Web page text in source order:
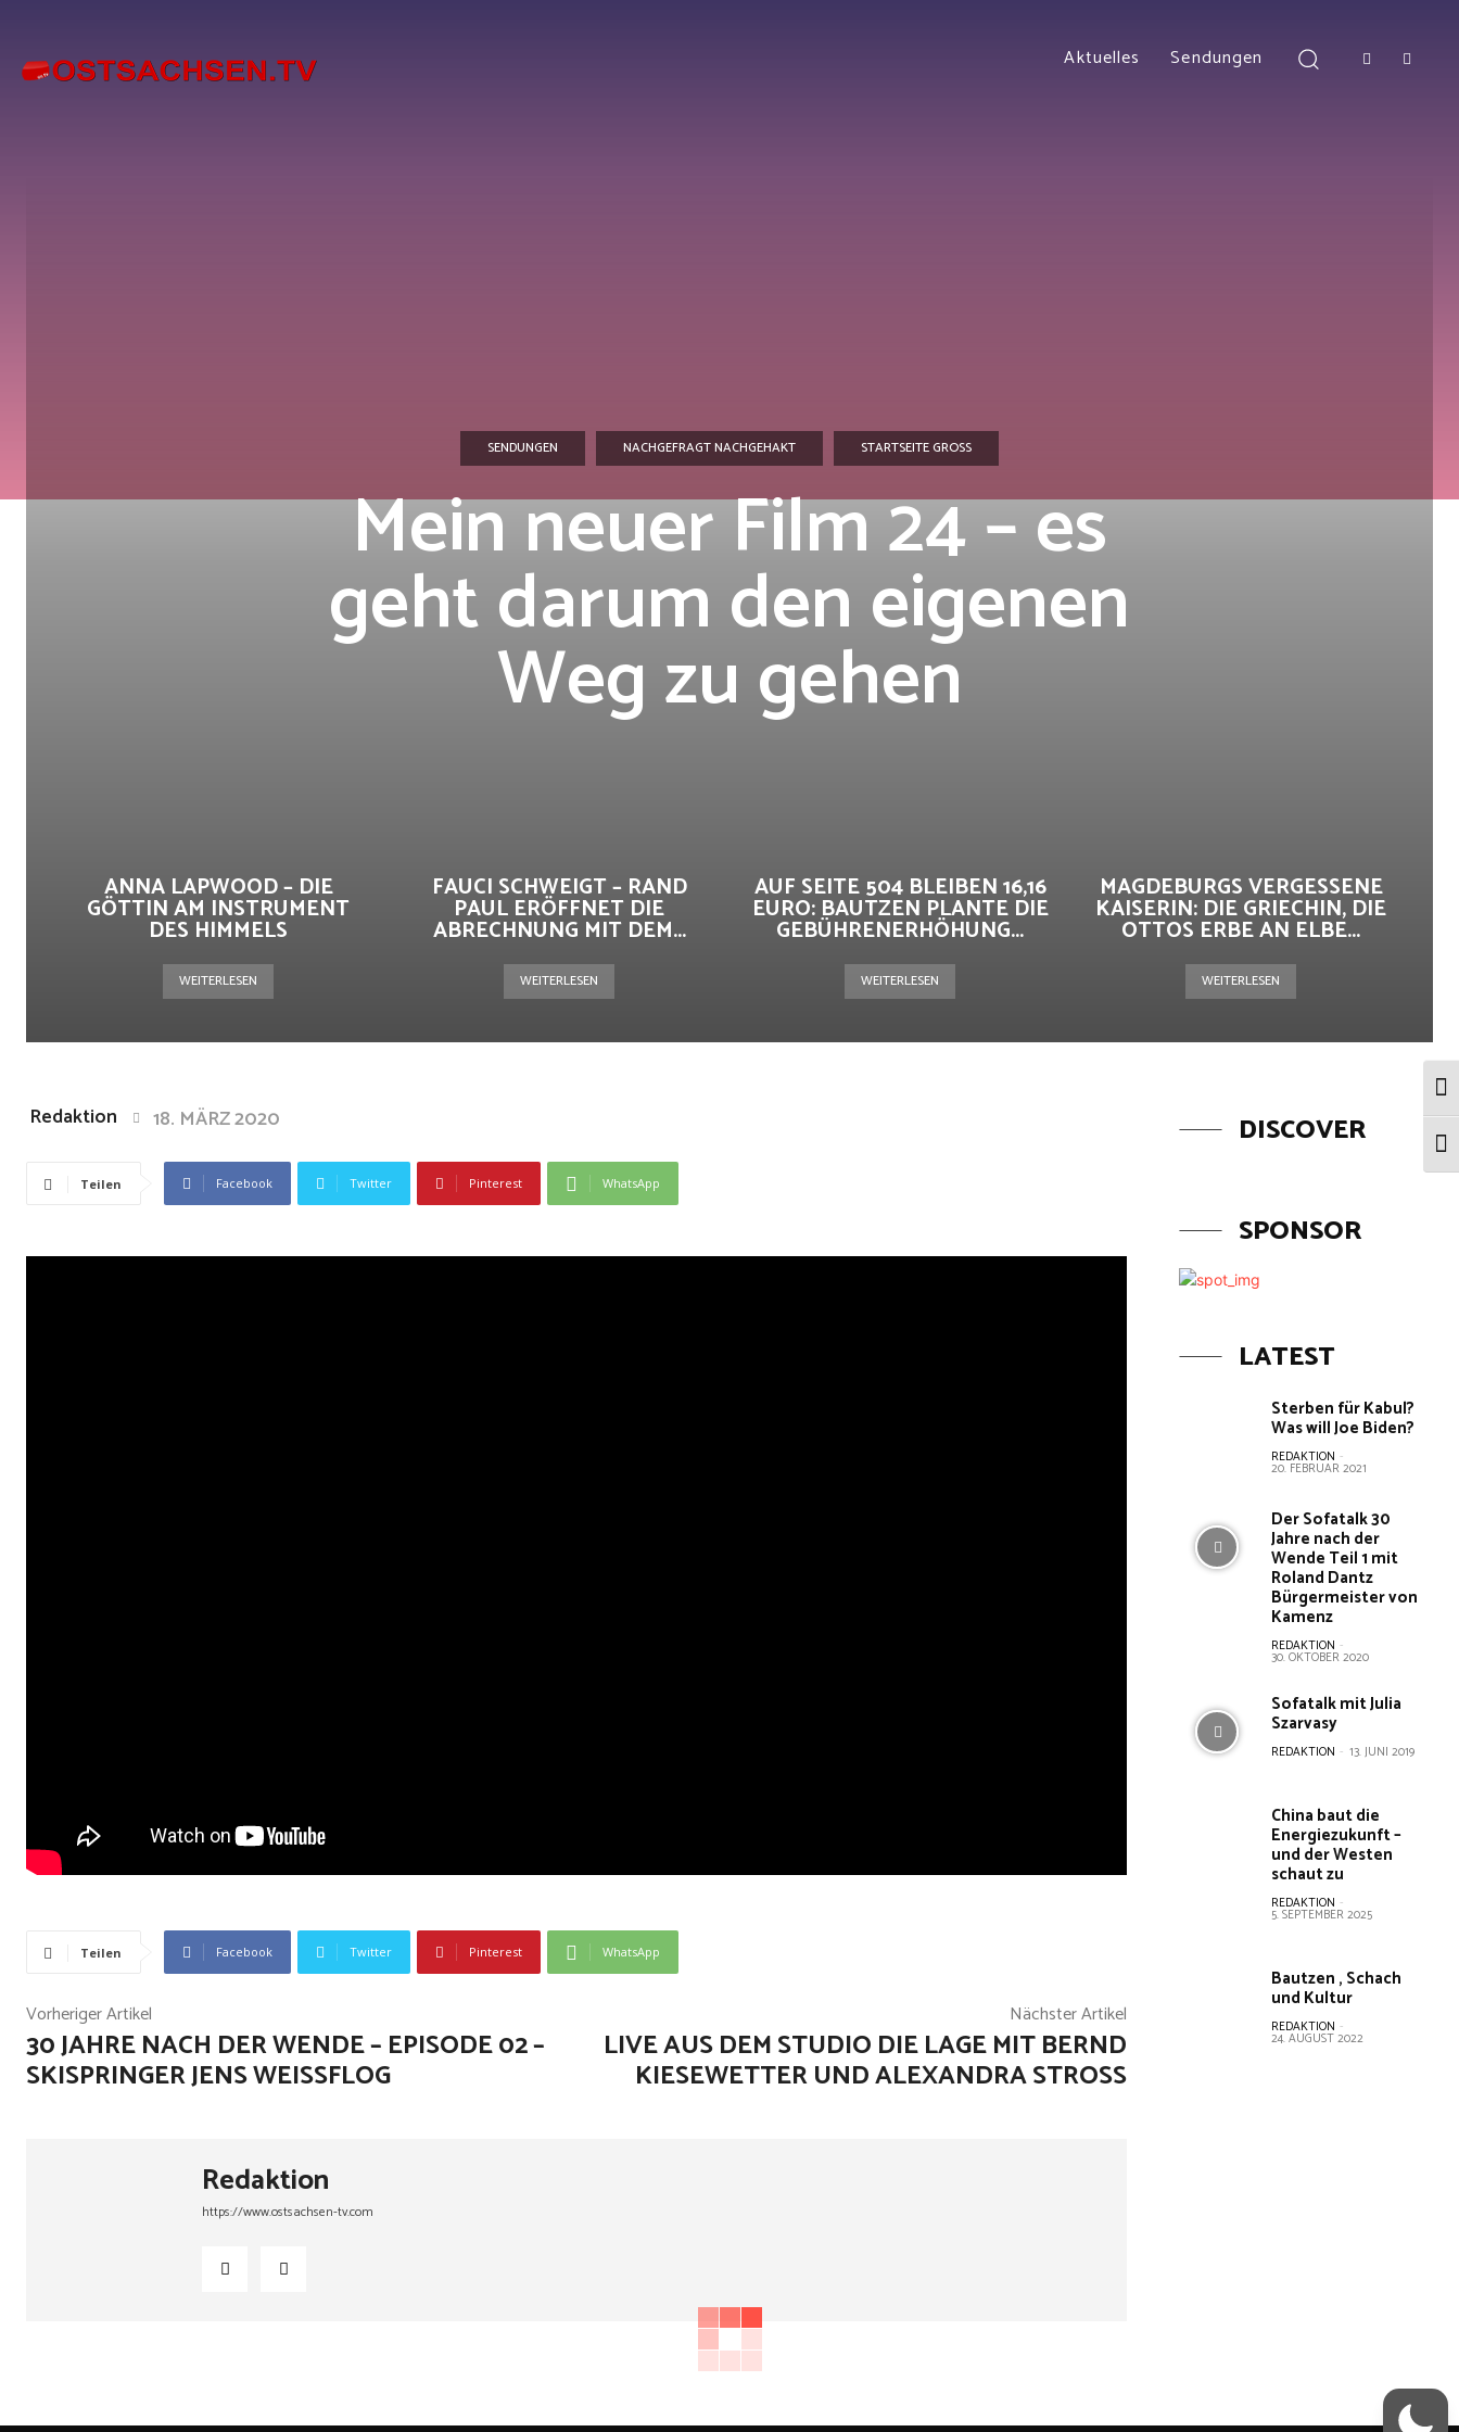
Aktuelles Sendungen
SENDUNGEN NACHGEFRAGT NACHGEHAKT STARTSEITE GROSS
Mein neuer Film 24 – es
geht darum den eigenen
Weg zu gehen
ANNA LAPWOOD – DIE
GÖTTIN AM INSTRUMENT
DES HIMMELS
WEITERLESEN
FAUCI SCHWEIGT – RAND
PAUL ERÖFFNET DIE
ABRECHNUNG MIT DEM...
WEITERLESEN
AUF SEITE 504 BLEIBEN 16,16
EURO: BAUTZEN PLANTE DIE
GEBÜHRENERHÖHUNG...
WEITERLESEN
MAGDEBURGS VERGESSENE
KAISERIN: DIE GRIECHIN, DIE
OTTOS ERBE AN ELBE...
WEITERLESEN
Redaktion 18. MÄRZ 2020
Teilen Facebook Twitter Pinterest WhatsApp
Teilen Facebook Twitter Pinterest WhatsApp
Vorheriger Artikel
30 JAHRE NACH DER WENDE – EPISODE 02 –
SKISPRINGER JENS WEISSFLOG
Nächster Artikel
LIVE AUS DEM STUDIO DIE LAGE MIT BERND
KIESEWETTER UND ALEXANDRA STROSS
Redaktion
https://www.ostsachsen-tv.com
DISCOVER
SPONSOR
LATEST
Sterben für Kabul?
Was will Joe Biden?
REDAKTION -
20. FEBRUAR 2021
Der Sofatalk 30
Jahre nach der
Wende Teil 1 mit
Roland Dantz
Bürgermeister von
Kamenz
REDAKTION -
30. OKTOBER 2020
Sofatalk mit Julia
Szarvasy
REDAKTION - 13. JUNI 2019
China baut die
Energiezukunft –
und der Westen
schaut zu
REDAKTION -
5. SEPTEMBER 2025
Bautzen , Schach
und Kultur
REDAKTION -
24. AUGUST 2022